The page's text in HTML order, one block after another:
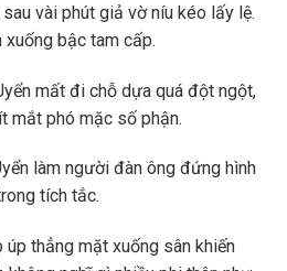
vài phút giả vờ níu kéo lấy lệ.
xuống bậc tam cấp.
mất đi chỗ dựa quá đột ngột,
mắt phó mặc số phận.
làm người đàn ông đứng hình
tích tắc.
úp thẳng mặt xuống sân khiến